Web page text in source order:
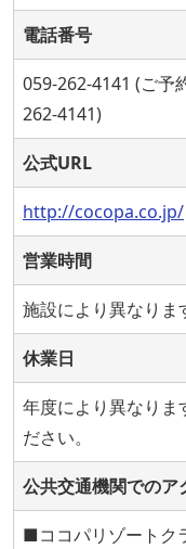
電話番号
059-262-4141 (ご
262-4141)
公式URL
http://cocopa.co.jp/
営業時間
施設により異なりま
休業日
年度により異なりま
ださい。
公共交通機関でのア
■ココパリゾートク